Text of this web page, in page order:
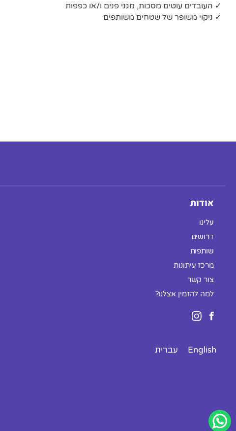
✓ העובדים עוטים מסכות, מגני פנים ו/או כפפות
✓ ניקוי משופר של שטחים משותפים
אודות
עלינו
דרושים
שותפות
מרכז עיתונות
צור קשר
למה להזמין אצלנו?
English עברית